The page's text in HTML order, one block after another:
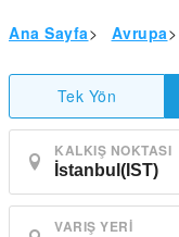
Ana Sayfa> Avrupa>
Tek Yön
KALKIŞ NOKTASI
VARIŞ YERI